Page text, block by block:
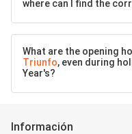
where can I find the
What are the opening
Triunfo, even during
Year's?
Información